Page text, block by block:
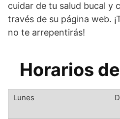
cuidar de tu salud bucal y
través de su página web.
no te arrepentirás!
Horarios